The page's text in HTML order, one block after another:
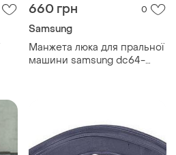
660 грн 0
Samsung
Манжета люка для пральної
машини samsung dc64-